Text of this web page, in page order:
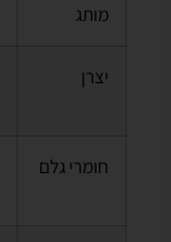
מותג
יצרן
חומרי גלם